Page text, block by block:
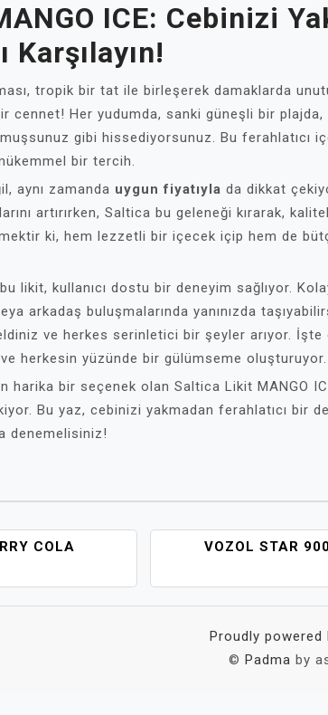
ICE: Cebinizi
Karşılayın!
tropik bir tat ile birleşerek damaklarda
cennet! Her yudumda, sanki güneşli bir plajda,
gibi hissediyorsunuz. Bu ferahlatıcı
bir tercih.
aynı zamanda uygun fiyatıyla da dikkat
artırırken, Saltica bu geleneği kırarak,
ki, hem lezzetli bir içecek içip hem de
likit, kullanıcı dostu bir deneyim sağlıyor.
arkadaş buluşmalarında yanınızda
ve herkes serinletici bir şeyler arıyor.
herkesin yüzünde bir gülümseme oluşturuyor.
harika bir seçenek olan Saltica Likit MANGO
Bu yaz, cebinizi yakmadan ferahlatıcı bir
denemelisiniz!
COLA
VOZOL STAR
Proudly powered
© Padma by